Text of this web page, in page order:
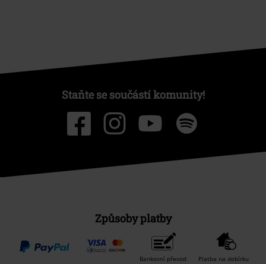
Staňte se součástí komunity!
Způsoby platby
Bankovní převod Platba na dobírku